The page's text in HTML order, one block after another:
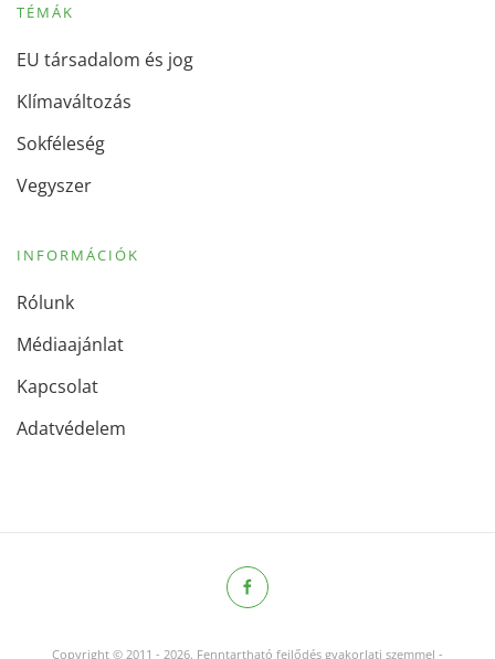
TÉMÁK
EU társadalom és jog
Klímaváltozás
Sokféleség
Vegyszer
INFORMÁCIÓK
Rólunk
Médiaajánlat
Kapcsolat
Adatvédelem
Copyright © 2011 - 2026. Fenntartható fejlődés gyakorlati szemmel -